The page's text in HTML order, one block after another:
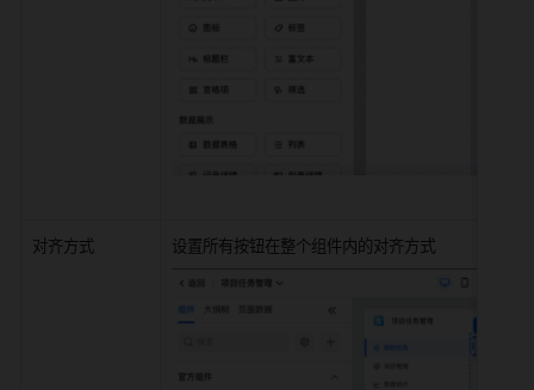
对齐方式 设置所有按钮在整个组件内的对齐方式